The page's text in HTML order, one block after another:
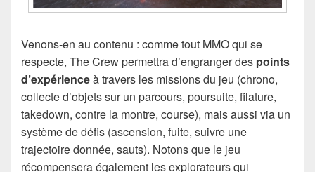
Venons-en au contenu : comme tout MMO qui se
respecte, The Crew permettra d’engranger des points
d’expérienceà travers les missions du jeu (chrono,
collecte d’objets sur un parcours, poursuite, filature,
takedown, contre la montre, course), mais aussi via un
système de défis (ascension, fuite, suivre une
trajectoire donnée, sauts). Notons que le jeu
récompensera également les explorateurs qui